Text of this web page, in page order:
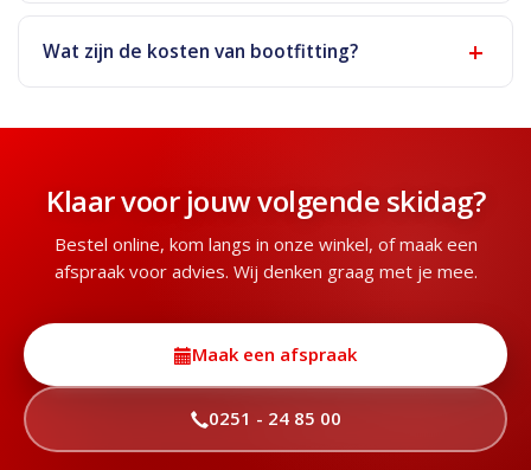
Wat zijn de kosten van bootfitting?
Klaar voor jouw volgende skidag?
Bestel online, kom langs in onze winkel, of maak een
afspraak voor advies. Wij denken graag met je mee.
Maak een afspraak
0251 - 24 85 00